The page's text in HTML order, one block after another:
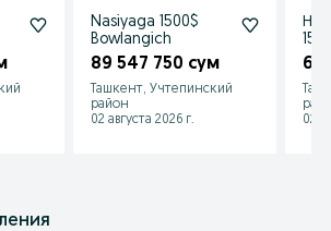
Nasiyaga 1500$
Bowlangich
89 547 750 сум
Ташкент, Учтепинский
район
02 августа 2026 г.
65
02